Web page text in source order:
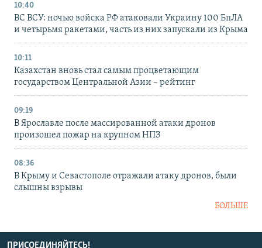
10:40
ВС ВСУ: ночью войска РФ атаковали Украину 100 БпЛА
и четырьмя ракетами, часть из них запускали из Крыма
10:11
Казахстан вновь стал самым процветающим
государством Центральной Азии – рейтинг
09:19
В Ярославле после массированной атаки дронов
произошел пожар на крупном НПЗ
08:36
В Крыму и Севастополе отражали атаку дронов, были
слышны взрывы
БОЛЬШЕ
ПРИСОЕДИНЯЙТЕСЬ!